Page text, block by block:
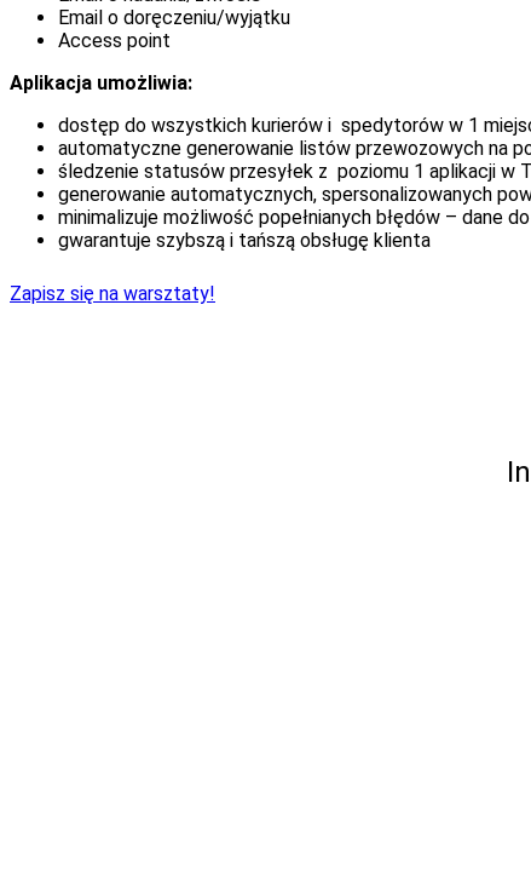
Email o doręczeniu/wyjątku
Access point
Aplikacja umożliwia:
dostęp do wszystkich kurierów i spedytorów​ w​ 1
automatyczne generowanie listów przewozowych​ na
śledzenie statusów przesyłek​ z poziomu 1 aplikacji
generowanie automatycznych, spersonalizowanych
minimalizuje możliwość popełnianych błędów –
gwarantuje szybszą i tańszą​ obsługę klienta
Zapisz się na warsztaty!